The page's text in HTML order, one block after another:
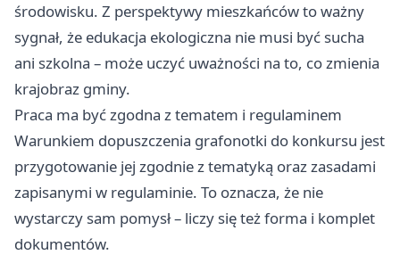
środowisku. Z perspektywy mieszkańców to ważny
sygnał, że edukacja ekologiczna nie musi być sucha
ani szkolna – może uczyć uważności na to, co zmienia
krajobraz gminy.
Praca ma być zgodna z tematem i regulaminem
Warunkiem dopuszczenia grafonotki do konkursu jest
przygotowanie jej zgodnie z tematyką oraz zasadami
zapisanymi w regulaminie. To oznacza, że nie
wystarczy sam pomysł – liczy się też forma i komplet
dokumentów.